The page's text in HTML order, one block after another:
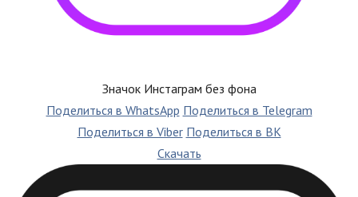
Значок Инстаграм без фона
Поделиться в WhatsApp Поделиться в Telegram
Поделиться в Viber Поделиться в ВК
Скачать